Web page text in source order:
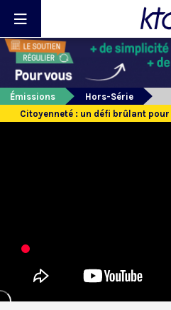
Émissions
Hors-Série
Citoyenneté : un défi brûlant